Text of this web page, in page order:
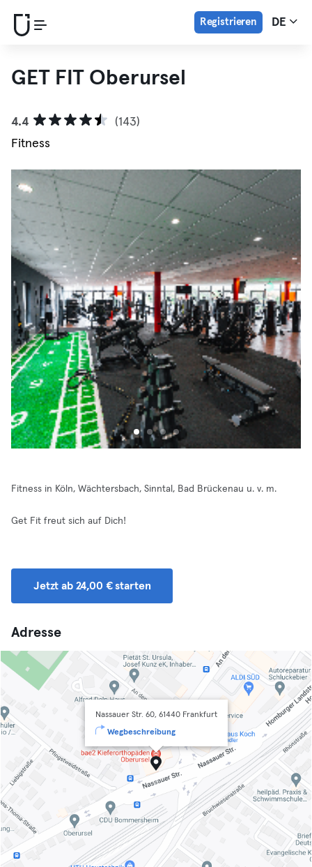
Registrieren DE
GET FIT Oberursel
4.4
(143)
Fitness
Fitness in Köln, Wächtersbach, Sinntal, Bad Brückenau u. v. m.
Get Fit freut sich auf Dich!
Jetzt ab 24,00 € starten
Adresse
Nassauer Str. 60, 61440 Frankfurt
Wegbeschreibung